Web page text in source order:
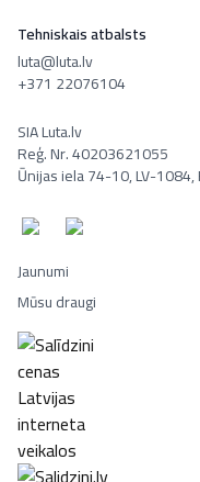
Tehniskais atbalsts
luta@luta.lv
+371 22076104
SIA Luta.lv
Reģ. Nr. 40203621055
Ūnijas iela 74-10, LV-1084,
Jaunumi
Mūsu draugi